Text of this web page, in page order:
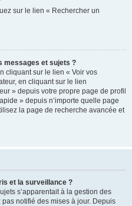
sur le lien « Rechercher un
messages et sujets ?
cliquant sur le lien « Voir vos
en cliquant sur le lien
» depuis votre propre page de profil
» depuis n’importe quelle page
la page de recherche avancée et
et la surveillance ?
s’apparentait à la gestion des
notifié des mises à jour. Depuis